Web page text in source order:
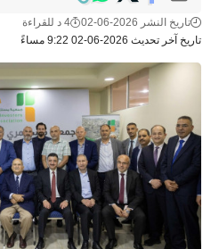
تاريخ آخر تحديث 2026-06-02 9:22 مساءً
تاريخ النشر 2026-06-02 4 د للقراءة